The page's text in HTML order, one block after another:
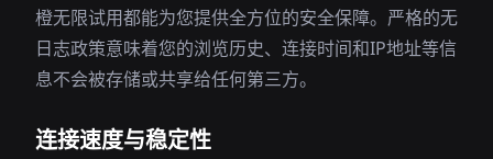
橙无限试用都能为您提供全方位的安全保障。严格的无
日志政策意味着您的浏览历史、连接时间和IP地址等信
息不会被存储或共享给任何第三方。
连接速度与稳定性